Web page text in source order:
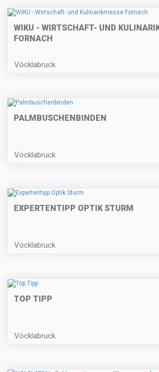
WIKU - WIRTSCHAFT- UND
FORNACH
Vöcklabruck
PALMBUSCHENBINDEN
Vöcklabruck
EXPERTENTIPP OPTIK STURM
Vöcklabruck
TOP TIPP
Vöcklabruck